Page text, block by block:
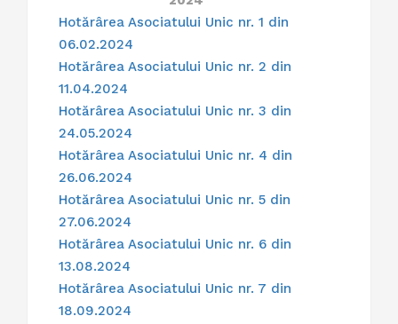
Hotărârea Asociatului Unic nr. 1 din
06.02.2024
Hotărârea Asociatului Unic nr. 2 din
11.04.2024
Hotărârea Asociatului Unic nr. 3 din
24.05.2024
Hotărârea Asociatului Unic nr. 4 din
26.06.2024
Hotărârea Asociatului Unic nr. 5 din
27.06.2024
Hotărârea Asociatului Unic nr. 6 din
13.08.2024
Hotărârea Asociatului Unic nr. 7 din
18.09.2024